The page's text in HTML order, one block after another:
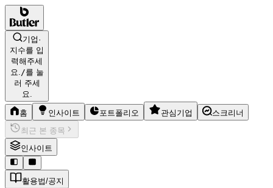
기업·
지수를 입
력해주세
요./를 눌
러 주세
요.
홈 인사이트 포트폴리오 관심기업
스크리너
최근 본 종목
인사이트
활용법/공지